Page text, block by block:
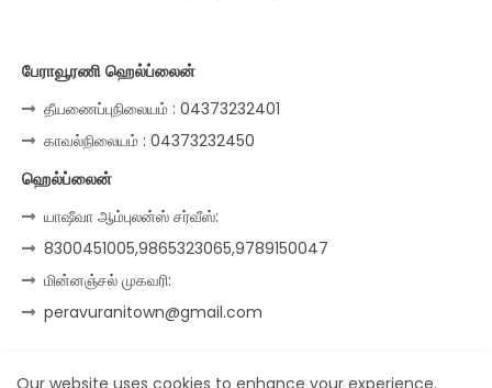
பேராவூரணி ஹெல்ப்லைன்
தீயணைப்புநிலையம் : 04373232401
காவல்நிலையம் : 04373232450
ஹெல்ப்லைன்
யாஷீவா ஆம்புலன்ஸ் சர்வீஸ்:
8300451005,9865323065,9789150047
மின்னஞ்சல் முகவரி:
peravuranitown@gmail.com
Our website uses cookies to enhance your experience.